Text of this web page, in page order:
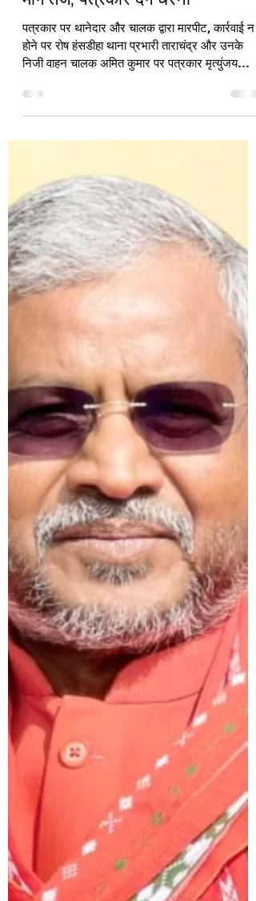
हंसडीहा थाना प्रभारी पर कार्रवाई की
मांग तेज, पत्रकार देंगे धरना
पत्रकार पर थानेदार और चालक द्वारा मारपीट, कार्रवाई न
निजी वाहन चालक अमित कुमार पर पत्रकार मृत्युंजय
पाण्डेय की बेरहमी से पिटाई का गंभीर आरोप लगा है। घटना
के 24 घंटे बाद भी कोई कार्रवाई न होने से पत्रकारों में
अधीक्षक को आवेदन देकर मारपीट, गाली-गलौज और
बदसलूकी की विस्तृत शिकायत दर्ज कराई है। उनका आरोप
है कि 27 दिसंबर की रात 10:30 बजे संजय यादव के मां के
श्राद्धकर्म से लौटते समय ह